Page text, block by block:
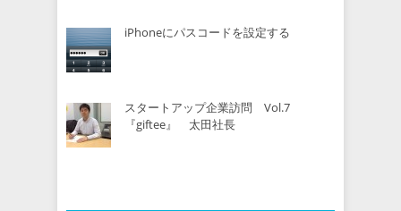
iPhoneにパスコードを設定する
スタートアップ企業訪問 Vol.7
『giftee』 太田社長